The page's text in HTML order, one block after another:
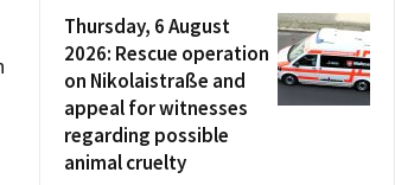
Thursday, 6 August
2026: Rescue operation
on Nikolaistraße and
appeal for witnesses
regarding possible
animal cruelty